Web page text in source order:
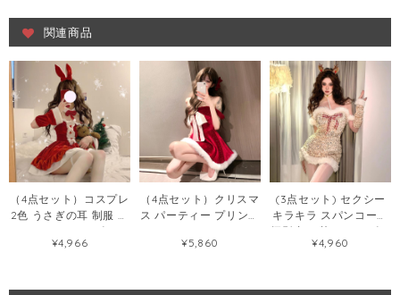
関連商品
（4点セット）コスプレ
2色 うさぎの耳 制服 尾
クリスマス ワンピース
56458140
¥4,966
（4点セット）クリスマ
ス パーティー プリンセ
ダー ワンピース
¥5,860
(3点セット) セクシー
キラキラ スパンコール
摄影 切り替え ワンピー
ス126093141
¥4,960